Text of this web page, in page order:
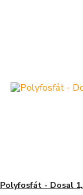
Polyfosfát - Dosal